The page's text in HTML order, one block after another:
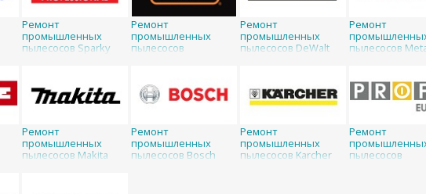
Ремонт
промышленных
пылесосов Sparky
Ремонт
промышленных
пылесосов
Ремонт
промышленных
пылесосов DeWalt
Ремонт
пылесосов
Ремонт
промышленных
пылесосов Makita
Ремонт
промышленных
пылесосов Bosch
Ремонт
промышленных
пылесосов Karcher
Ремонт
пылесосов